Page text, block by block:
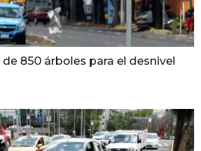
850 árboles para el desnivel